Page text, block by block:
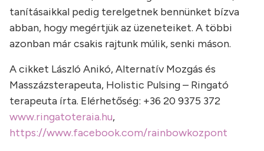
tanításaikkal pedig terelgetnek bennünket bízva
abban, hogy megértjük az üzeneteiket. A többi
azonban már csakis rajtunk múlik, senki máson.
A cikket László Anikó, Alternatív Mozgás és
Masszázsterapeuta, Holistic Pulsing – Ringató
terapeuta írta. Elérhetőség: +36 20 9375 372
www.ringatoteraia.hu,
https://www.facebook.com/rainbowkozpont